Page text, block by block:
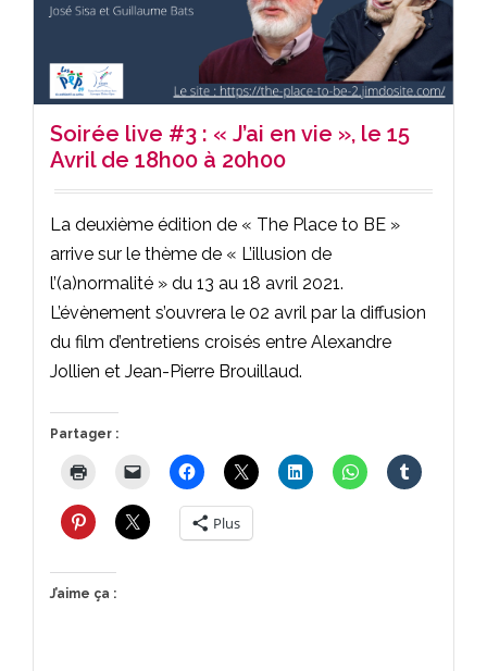
Soirée live #3 : « J’ai en vie », le 15
Avril de 18h00 à 20h00
La deuxième édition de « The Place to BE »
arrive sur le thème de « L’illusion de
l’(a)normalité » du 13 au 18 avril 2021.
L’évènement s’ouvrera le 02 avril par la diffusion
du film d’entretiens croisés entre Alexandre
Jollien et Jean-Pierre Brouillaud.
Partager :
Plus
J’aime ça :